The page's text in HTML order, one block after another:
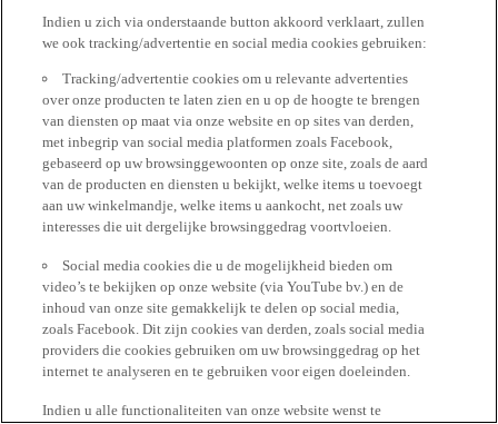
Indien u zich via onderstaande button akkoord verklaart, zullen
we ook tracking/advertentie en social media cookies gebruiken:
Tracking/advertentie cookies om u relevante advertenties
over onze producten te laten zien en u op de hoogte te brengen
van diensten op maat via onze website en op sites van derden,
met inbegrip van social media platformen zoals Facebook,
gebaseerd op uw browsinggewoonten op onze site, zoals de aard
van de producten en diensten u bekijkt, welke items u toevoegt
aan uw winkelmandje, welke items u aankocht, net zoals uw
interesses die uit dergelijke browsinggedrag voortvloeien.
Social media cookies die u de mogelijkheid bieden om
video’s te bekijken op onze website (via YouTube bv.) en de
inhoud van onze site gemakkelijk te delen op social media,
zoals Facebook. Dit zijn cookies van derden, zoals social media
providers die cookies gebruiken om uw browsinggedrag op het
internet te analyseren en te gebruiken voor eigen doeleinden.
Indien u alle functionaliteiten van onze website wenst te